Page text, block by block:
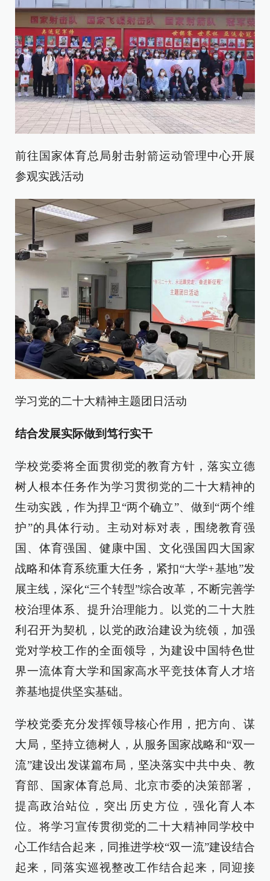
前往国家体育总局射击射箭运动管理中心开展
参观实践活动
学习党的二十大精神主题团日活动
结合发展实际做到笃行实干
学校党委将全面贯彻党的教育方针，落实立德
树人根本任务作为学习贯彻党的二十大精神的
生动实践，作为捍卫“两个确立”、做到“两个维
护”的具体行动。主动对标对表，围绕教育强
国、体育强国、健康中国、文化强国四大国家
战略和体育系统重大任务，紧扣“大学+基地”发
展主线，深化“三个转型”综合改革，不断完善学
校治理体系、提升治理能力。以党的二十大胜
利召开为契机，以党的政治建设为统领，加强
党对学校工作的全面领导，为建设中国特色世
界一流体育大学和国家高水平竞技体育人才培
养基地提供坚实基础。
学校党委充分发挥领导核心作用，把方向、谋
大局，坚持立德树人，从服务国家战略和“双一
流”建设出发谋篇布局，坚决落实中共中央、教
育部、国家体育总局、北京市委的决策部署，
提高政治站位，突出历史方位，强化育人本
位。将学习宣传贯彻党的二十大精神同学校中
心工作结合起来，同推进学校“双一流”建设结合
起来，同落实巡视整改工作结合起来，同迎接